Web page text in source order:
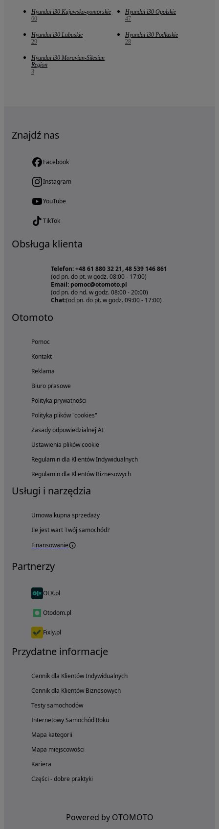
Hyundai i30 Kujawsko-pomorskie
60
Hyundai i30 Opolskie
47
Hyundai i30 Lubuskie
29
Hyundai i30 Podlaskie
28
Hyundai i30 Moravian-Silesian
Region
3
Znajdź nas
Facebook
Instagram
YouTube
TikTok
Obsługa klienta
Telefon: +48 61 880 32 21, 48 539 146 861
(od pn. do pt. w godz. 08:00 - 17:00)
Email: pomoc@otomoto.pl
(od pn. do nd. w godz. 08:00 - 20:00)
Chat:(od pn. do pt. w godz. 09:00 - 17:00)
Otomoto
Pomoc
Kontakt
Reklama
Biuro prasowe
Polityka prywatności
Polityka plików "cookies"
Zasady odpowiedzialnej AI
Ustawienia plików cookie
Regulamin dla Klientów Indywidualnych
Regulamin dla Klientów Biznesowych
Usługi i narzędzia
Umowa kupna sprzedaży
Ile jest wart Twój samochód?
Finansowanie
Partnerzy
OLX.pl
Otodom.pl
Fixly.pl
Przydatne informacje
Cennik dla Klientów Indywidualnych
Cennik dla Klientów Biznesowych
Testy samochodów
Internetowy Samochód Roku
Mapa kategorii
Mapa miejscowości
Kariera
Części - dobre praktyki
Powered by OTOMOTO